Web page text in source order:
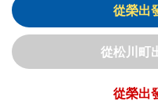
榮
松川町
榮